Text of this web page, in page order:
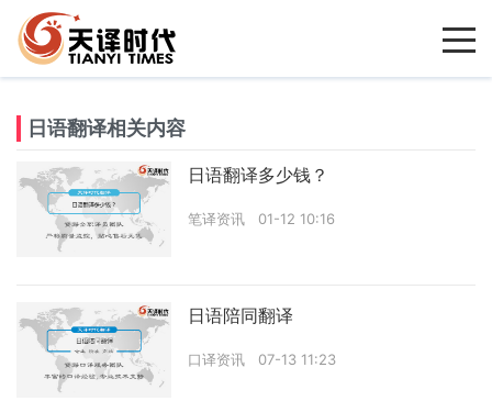
日语翻译相关内容
日语翻译多少钱？
笔译资讯 01-12 10:16
日语陪同翻译
口译资讯 07-13 11:23